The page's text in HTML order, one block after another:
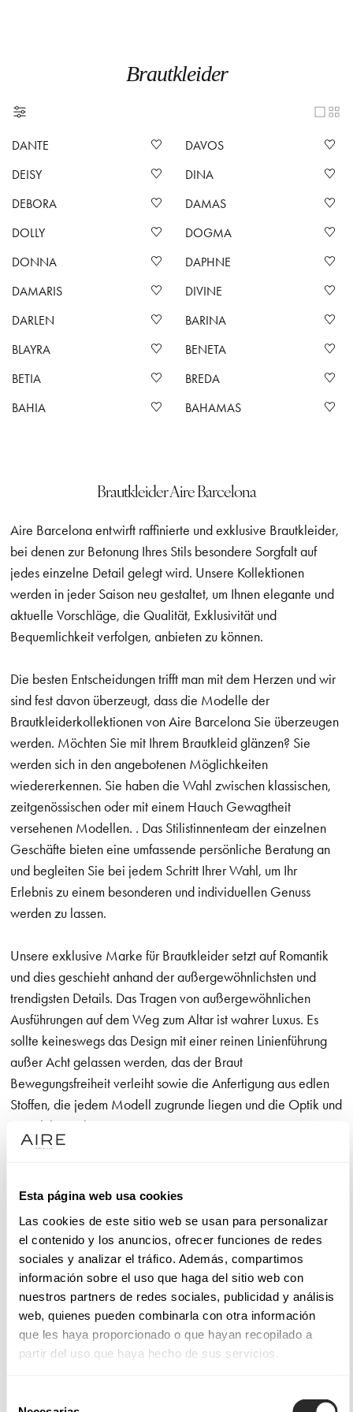
Esta página web usa cookies
Las cookies de este sitio web se usan para personalizar
el contenido y los anuncios, ofrecer funciones de redes
sociales y analizar el tráfico. Además, compartimos
información sobre el uso que haga del sitio web con
nuestros partners de redes sociales, publicidad y análisis
web, quienes pueden combinarla con otra información
que les haya proporcionado o que hayan recopilado a
partir del uso que haya hecho de sus servicios.
Brautkleider
DANTE
DAVOS
DEISY
DINA
DEBORA
DAMAS
DOLLY
DOGMA
DONNA
DAPHNE
DAMARIS
DIVINE
DARLEN
BARINA
BLAYRA
BENETA
BETIA
BREDA
BAHIA
BAHAMAS
Brautkleider Aire Barcelona
Aire Barcelona entwirft raffinierte und exklusive Brautkleider,
bei denen zur Betonung Ihres Stils besondere Sorgfalt auf
jedes einzelne Detail gelegt wird. Unsere Kollektionen
werden in jeder Saison neu gestaltet, um Ihnen elegante und
aktuelle Vorschläge, die Qualität, Exklusivität und
Bequemlichkeit verfolgen, anbieten zu können.
Die besten Entscheidungen trifft man mit dem Herzen und wir
sind fest davon überzeugt, dass die Modelle der
Brautkleiderkollektionen von Aire Barcelona Sie überzeugen
werden. Möchten Sie mit Ihrem Brautkleid glänzen? Sie
werden sich in den angebotenen Möglichkeiten
wiedererkennen. Sie haben die Wahl zwischen klassischen,
zeitgenössischen oder mit einem Hauch Gewagtheit
versehenen Modellen. . Das Stilistinnenteam der einzelnen
Geschäfte bieten eine umfassende persönliche Beratung an
und begleiten Sie bei jedem Schritt Ihrer Wahl, um Ihr
Erlebnis zu einem besonderen und individuellen Genuss
werden zu lassen.
Unsere exklusive Marke für Brautkleider setzt auf Romantik
und dies geschieht anhand der außergewöhnlichsten und
trendigsten Details. Das Tragen von außergewöhnlichen
Ausführungen auf dem Weg zum Altar ist wahrer Luxus. Es
sollte keineswegs das Design mit einer reinen Linienführung
außer Acht gelassen werden, das der Braut
Bewegungsfreiheit verleiht sowie die Anfertigung aus edlen
Stoffen, die jedem Modell zugrunde liegen und die Optik und
Haptik bezaubern
und Applikationen versehen, die einen bewundernswerten
Stil hervorheben. Dabei kann es sich um
meerjungfrau
brautkleider mit geschnürtem Brust- und Taillenbereich
handeln, die den Körper zart und mit der richtigen Brise
Gewagtheit umhüllen.
In unseren Kollektionen an Brautkleidern Aire Atelier, Aire